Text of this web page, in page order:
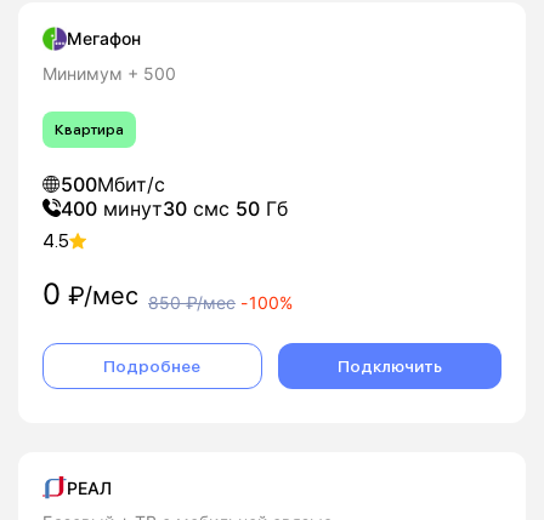
Мегафон
Минимум + 500
Квартира
500Мбит/с
400 минут30 смс 50 Гб
4.5
0 ₽/мес 850₽/мес -100%
Подробнее Подключить
РЕАЛ